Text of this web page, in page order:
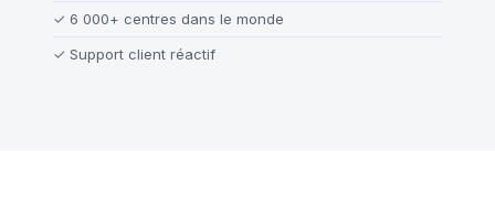
✓ 6 000+ centres dans le monde
✓ Support client réactif